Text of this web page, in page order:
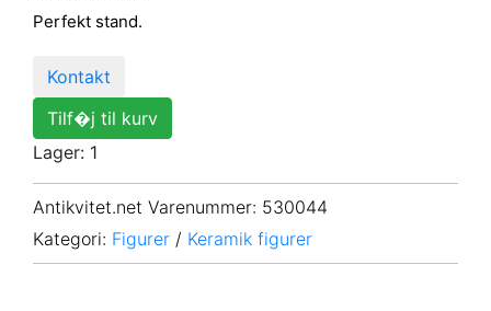
Perfekt stand.
Kontakt
Tilf�j til kurv
Lager: 1
Antikvitet.net Varenummer: 530044
Kategori: Figurer / Keramik figurer